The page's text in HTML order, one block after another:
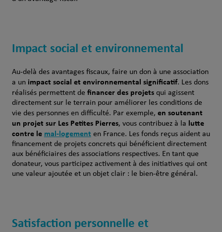
Impact social et environnemental
Au-delà des avantages fiscaux, faire un donà une association
a un impact social et environnemental significatif. Les dons
réalisés permettentde financer des projetsqui agissent
directementsur le terrain pour améliorerles conditionsde
vie des personnes en difficulté. Par exemple, en soutenant
un projet surLes Petites Pierres, vous contribuezà la lutte
contrele mal-logement enFrance. Les fonds reçusaident au
financement de projets concretsqui bénéficient directement
aux bénéficiaires des associations respectives. En tant que
donateur, vous participez activementà des initiatives qui ont
une valeur ajoutée et un objet clair : le bien-être général.
Satisfaction personnelle et